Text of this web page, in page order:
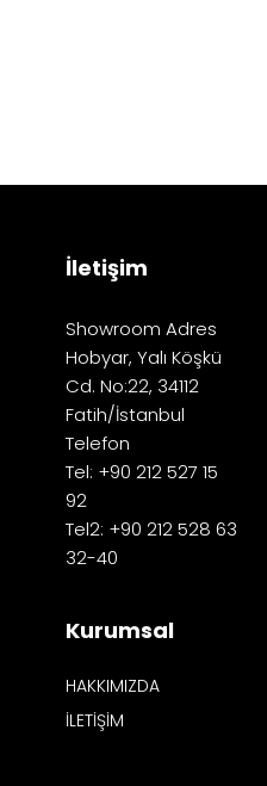
İletişim
Showroom Adres
Hobyar, Yalı Köşkü
Cd. No:22, 34112
Fatih/İstanbul
Telefon
Tel: +90 212 527 15
92
Tel2: +90 212 528 63
32-40
Kurumsal
HAKKIMIZDA
İLETİŞİM